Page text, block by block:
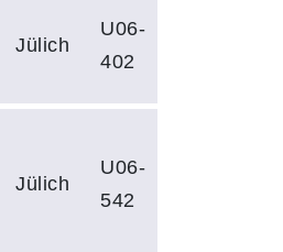
Jülich
U06-
402
Jülich
U06-
542